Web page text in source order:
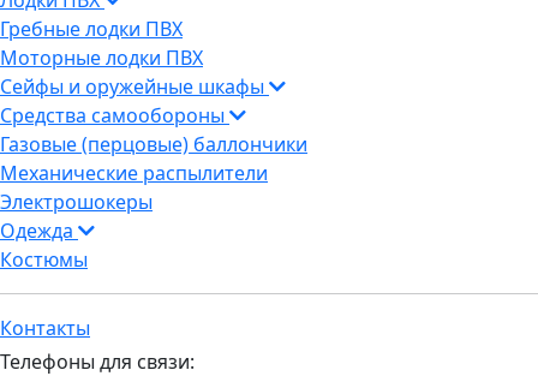
Гребные лодки ПВХ
Моторные лодки ПВХ
Сейфы и оружейные шкафы
Средства самообороны
Газовые (перцовые) баллончики
Механические распылители
Электрошокеры
Одежда
Костюмы
Контакты
Телефоны для связи: